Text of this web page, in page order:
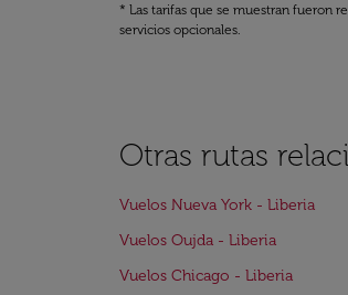
* Las tarifas que se muestran fueron
servicios opcionales.
Otras rutas
Vuelos Nueva York - Liberia
Vuelos Oujda - Liberia
Vuelos Chicago - Liberia